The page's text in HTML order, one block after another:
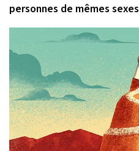
personnes de mêmes sexes